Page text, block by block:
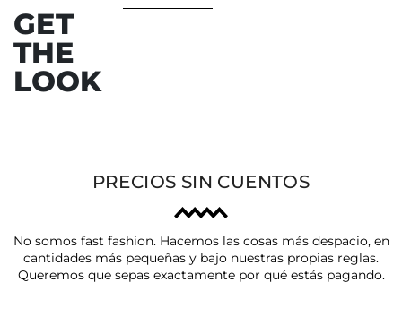
GET
THE
LOOK
PRECIOS SIN CUENTOS
No somos fast fashion. Hacemos las cosas más despacio, en
cantidades más pequeñas y bajo nuestras propias reglas.
Queremos que sepas exactamente por qué estás pagando.